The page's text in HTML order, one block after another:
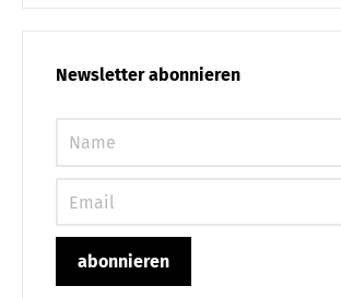
Newsletter abonnieren